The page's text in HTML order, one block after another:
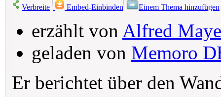
Verbreite Embed-Einbinden Einem Thema hinzufügen
erzählt von Alfred
geladen von Memoro
Er berichtet über den